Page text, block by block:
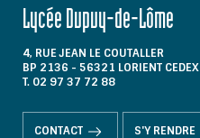
Lycée Dupuy-de-Lôme
4, RUE JEAN LE COUTALLER
BP 2136 - 56321 LORIENT CEDEX
T. 02 97 37 72 88
CONTACT S'Y RENDRE